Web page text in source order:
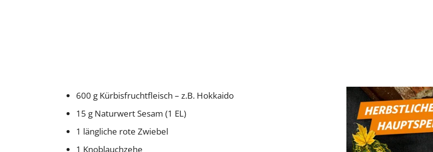
600 g Kürbisfruchtfleisch – z.B. Hokkaido
15 g Naturwert Sesam (1 EL)
1 längliche rote Zwiebel
1 Knoblauchzehe